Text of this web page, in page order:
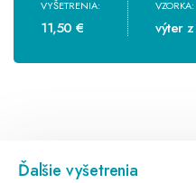
VYŠETRENIA:
11,50 €
VZORKA:
výter
Ďalšie vyšetrenia